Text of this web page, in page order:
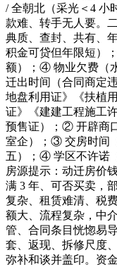
/ 全朝北（采光＜4 小
款难、转手无人要。
典质、查封、共有、
积金可贷但年限短）
额）；④ 物业欠费（
迁出时间（合同商定
地盘利用证》《扶植
证》《建建工程施工
预售证）；② 开辟商
室企）；③ 交房时间
五）；④ 学区不许诺
房源提示：动迁房价
满 3 年、可否买卖，
复杂、租赁难清、税
额大、流程复杂，中
管、合同条目恍惚易
套、返现、拆修尺度
弥补和谈并盖印。资